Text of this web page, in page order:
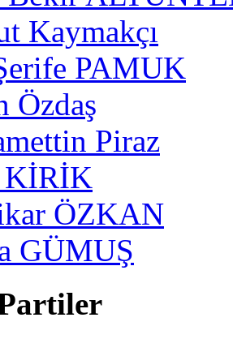
Kaymakçı
PAMUK
Özdaş
Piraz
KİRİK
ÖZKAN
GÜMUŞ